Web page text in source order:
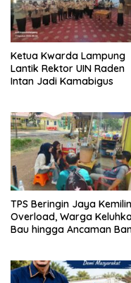
Ketua Kwarda Lampung
Lantik Rektor UIN Raden
Intan Jadi Kamabigus
TPS Beringin Jaya
Overload, Warga
Bau hingga Ancaman